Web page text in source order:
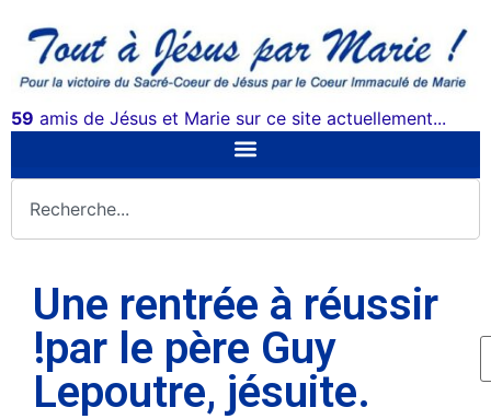
59 amis de Jésus et Marie sur ce site actuellement...
Une rentrée à réussir
!par le père Guy
Lepoutre, jésuite.